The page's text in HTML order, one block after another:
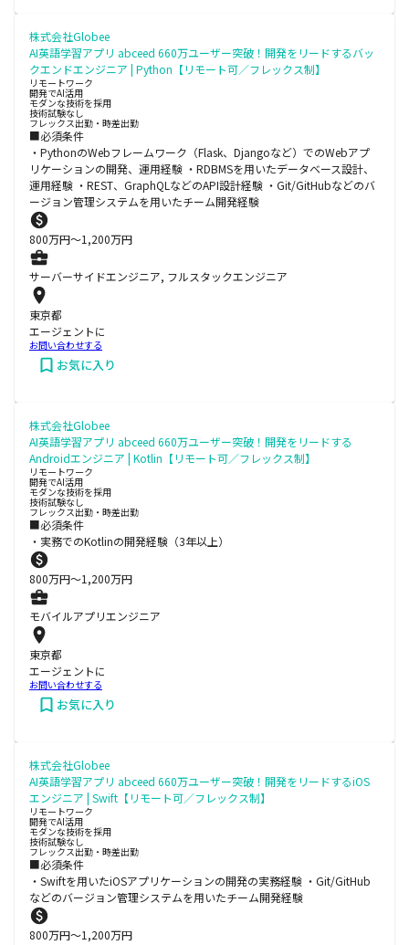
株式会社Globee
AI英語学習アプリ abceed 660万ユーザー突破！開発をリードするバッ
クエンドエンジニア | Python【リモート可／フレックス制】
リモートワーク
開発でAI活用
モダンな技術を採用
技術試験なし
フレックス出勤・時差出勤
■必須条件
・PythonのWebフレームワーク（Flask、Djangoなど）でのWebアプ
リケーションの開発、運用経験 ・RDBMSを用いたデータベース設計、
運用経験 ・REST、GraphQLなどのAPI設計経験 ・Git/GitHubなどのバ
ージョン管理システムを用いたチーム開発経験
800万円〜1,200万円
サーバーサイドエンジニア, フルスタックエンジニア
東京都
エージェントに
お問い合わせする
お気に入り
株式会社Globee
AI英語学習アプリ abceed 660万ユーザー突破！開発をリードする
Androidエンジニア | Kotlin【リモート可／フレックス制】
リモートワーク
開発でAI活用
モダンな技術を採用
技術試験なし
フレックス出勤・時差出勤
■必須条件
・実務でのKotlinの開発経験（3年以上）
800万円〜1,200万円
モバイルアプリエンジニア
東京都
エージェントに
お問い合わせする
お気に入り
株式会社Globee
AI英語学習アプリ abceed 660万ユーザー突破！開発をリードするiOS
エンジニア | Swift【リモート可／フレックス制】
リモートワーク
開発でAI活用
モダンな技術を採用
技術試験なし
フレックス出勤・時差出勤
■必須条件
・Swiftを用いたiOSアプリケーションの開発の実務経験 ・Git/GitHub
などのバージョン管理システムを用いたチーム開発経験
800万円〜1,200万円